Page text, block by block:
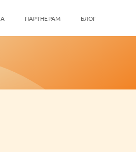
ПАРТНЕРАМ БЛОГ